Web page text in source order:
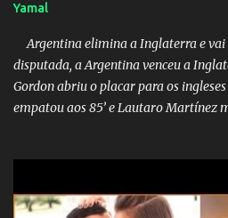
Yamal
Argentina elimina a Inglaterra e
disputada, a Argentina venceu a
Gordon abriu o placar para os ingleses
empatou aos 85’ e Lautaro Martínez